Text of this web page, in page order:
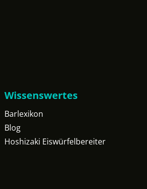
Wissenswertes
Barlexikon
Blog
Hoshizaki Eiswürfelbereiter